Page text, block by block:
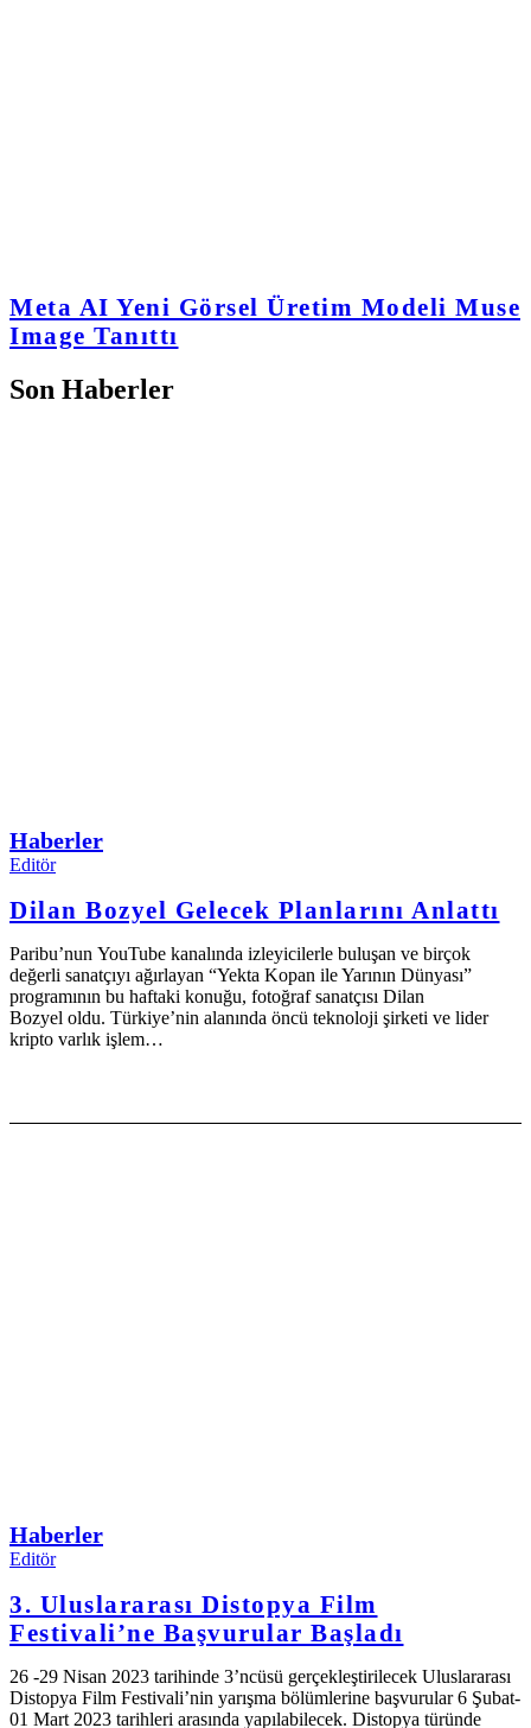
Meta AI Yeni Görsel Üretim Modeli Muse
Image Tanıttı
Son Haberler
Haberler
Editör
Dilan Bozyel Gelecek Planlarını Anlattı
Paribu’nun YouTube kanalında izleyicilerle buluşan ve birçok
değerli sanatçıyı ağırlayan “Yekta Kopan ile Yarının Dünyası”
programının bu haftaki konuğu, fotoğraf sanatçısı Dilan
Bozyel oldu. Türkiye’nin alanında öncü teknoloji şirketi ve lider
kripto varlık işlem…
Haberler
Editör
3. Uluslararası Distopya Film
Festivali’ne Başvurular Başladı
26 -29 Nisan 2023 tarihinde 3’ncüsü gerçekleştirilecek Uluslararası
Distopya Film Festivali’nin yarışma bölümlerine başvurular 6 Şubat-
01 Mart 2023 tarihleri arasında yapılabilecek. Distopya türünde